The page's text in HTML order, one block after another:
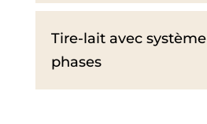
Tire-lait avec
phases